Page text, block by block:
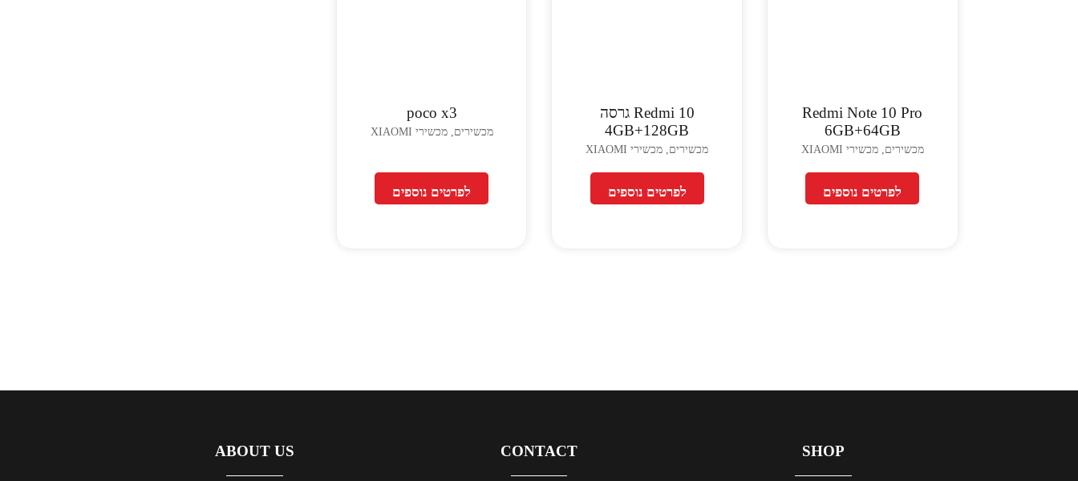
Redmi Note 10 Pro
6GB+64GB
מכשירים, מכשירי XIAOMI
לפרטים נוספים
Redmi 10 גרסה
4GB+128GB
מכשירים, מכשירי XIAOMI
לפרטים נוספים
poco x3
מכשירים, מכשירי XIAOMI
לפרטים נוספים
SHOP
CONTACT
ABOUT US